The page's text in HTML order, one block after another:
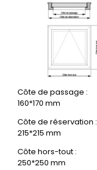
Côte de passage :
160*170 mm
Côte de réservation :
215*215 mm
Côte hors-tout :
250*250 mm